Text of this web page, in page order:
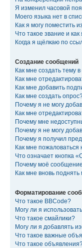
Я изменил часовой
Моего языка нет в
Как я могу поместить
Что такое звание и
Когда я щёлкаю по
Создание сообщений
Как мне создать тему
Как мне
Как мне добавить
Как мне создать
Почему я не могу
Как мне
Почему мне
Почему я не могу
Почему я получил
Как мне
Что означает кнопка
Почему моё
Как мне вновь
Форматирование
Что такое BBCode?
Могу ли я
Что такое смайлики?
Могу ли я добавлять
Что такое важные
Что такое